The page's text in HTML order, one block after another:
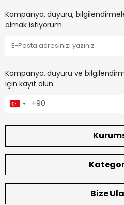
Kampanya, duyuru,
olmak istiyorum.
Kampanya, duyuru ve
için kayıt olun.
Bize